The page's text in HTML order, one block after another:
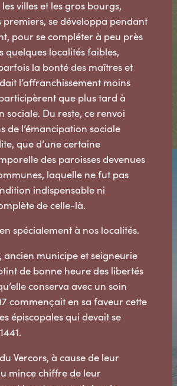
villes et les gros bourgs,
se développa pendant
pour se compléter à peu près
quelques localités faibles,
la bonté des maîtres et
l’affranchissement moins
que plus tard à
sociale. Du reste, ce renvoi
de l’émancipation sociale
que d’une certaine
des paroisses devenues
laquelle ne fut pas
indispensable ni
de celle-là.
spécialement à nos localités.
ancien municipe et seigneurie
de bonne heure des libertés
conserva avec un soin
commençait en sa faveur cette
épiscopales qui devait se
Vercors, à cause de leur
mince chiffre de leur